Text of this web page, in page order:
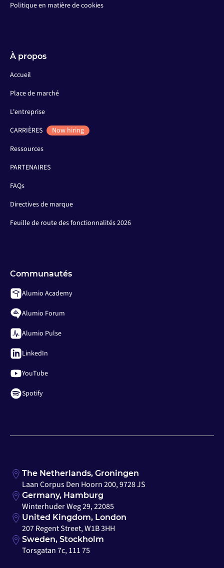
Politique en matière de cookies
À propos
Accueil
Place de marché
L'entreprise
CARRIÈRES
Now hiring
Ressources
PARTENAIRES
FAQs
Directives de marque
Feuille de route des fonctionnalités 2026
Communautés
Alumio Academy
Alumio Forum
Alumio Pulse
LinkedIn
YouTube
Spotify
The Netherlands, Groningen
Laan Corpus Den Hoorn 200, 9728 JS
Germany, Hamburg
Winterhuder Weg 29, 22085
United Kingdom, London
207 Regent Street, W1B 3HH
Sweden, Stockholm
Torsgatan 7c, 111 75